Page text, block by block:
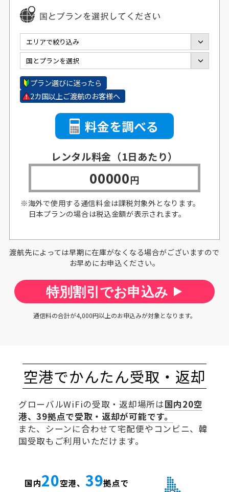
プラン選びに迷ったら
2カ国以上ご渡航のお客様へ
料金を調べる
レンタル料金 （1日あたり）
00000円
※海外で使用する通信料金は課税対象外となります。
日本プランの場合は税込金額が表示されます。
渡航先によっては早期に在庫がなくなる場合がございますので
お早めにお申込ください。
特別割引でお申込み
通信料の合計が4,000円以上のお申込みが対象となります。
空港でかんたん受取・返却
グローバルWiFiの受取・返却場所は国内20空
港、39拠点で受取・返却が可能です。
また、シーンに合わせて宅配便やコンビニ、韓
国受取もご利用いただけます。
国内20空港、 39拠点で